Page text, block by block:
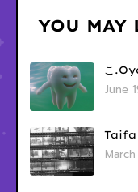
YOU MAY
こ
June